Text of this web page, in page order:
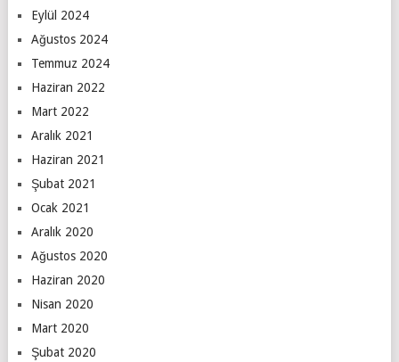
Eylül 2024
Ağustos 2024
Temmuz 2024
Haziran 2022
Mart 2022
Aralık 2021
Haziran 2021
Şubat 2021
Ocak 2021
Aralık 2020
Ağustos 2020
Haziran 2020
Nisan 2020
Mart 2020
Şubat 2020